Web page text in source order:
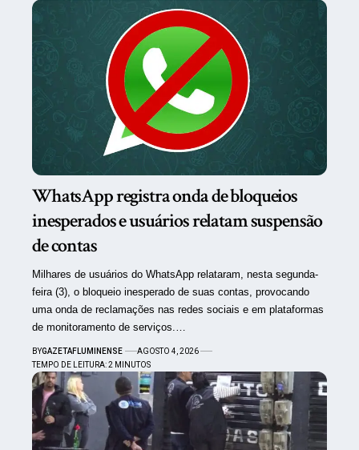
WhatsApp registra onda de bloqueios
inesperados e usuários relatam suspensão
de contas
Milhares de usuários do WhatsApp relataram, nesta segunda-
feira (3), o bloqueio inesperado de suas contas, provocando
uma onda de reclamações nas redes sociais e em plataformas
de monitoramento de serviços.…
BYGAZETAFLUMINENSE
AGOSTO 4, 2026
TEMPO DE LEITURA: 2 MINUTOS